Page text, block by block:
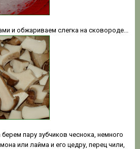
и обжариваем слегка на сковороде...
пару зубчиков чеснока, немного
или лайма и его цедру, перец чили,